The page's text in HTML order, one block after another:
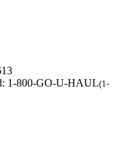
1-800-GO-U-HAUL(1-